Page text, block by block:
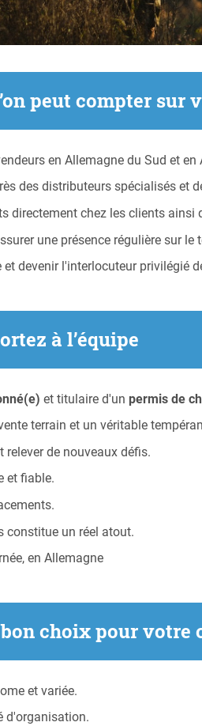
peut compter sur
en Allemagne du Sud et en
des distributeurs spécialisés et
directement chez les clients
une présence régulière sur
devenir l'interlocuteur privilégié
à l’équipe
et titulaire d'un permis de
terrain et un véritable
de nouveaux défis.
et fiable.
constitue un réel atout.
en Allemagne
choix pour votre
et variée.
d'organisation.